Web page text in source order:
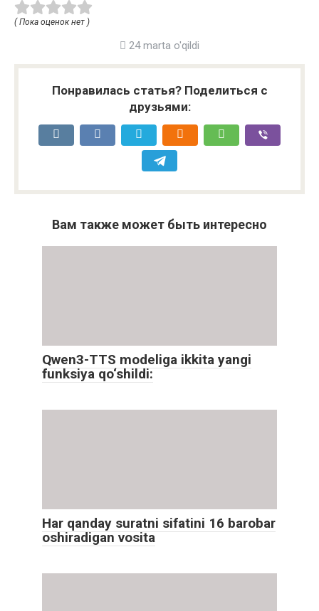
( Пока оценок нет )
24 marta o'qildi
Понравилась статья? Поделиться с
друзьями:
Вам также может быть интересно
Qwen3-TTS modeliga ikkita yangi
funksiya qo‘shildi:
Har qanday suratni sifatini 16 barobar
oshiradigan vosita